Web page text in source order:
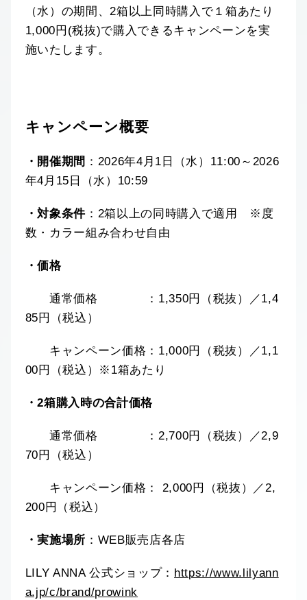
（水）の期間、2箱以上同時購入で１箱あたり
1,000円(税抜)で購入できるキャンペーンを実
施いたします。
キャンペーン概要
・開催期間 ：2026年4月1日（水）11:00～2026
年4月15日（水）10:59
・対象条件 ：2箱以上の同時購入で適用 ※度
数・カラー組み合わせ自由
・価格
通常価格 ：1,350円（税抜）／1,4
85円（税込）
キャンペーン価格：1,000円（税抜）／1,1
00円（税込）※1箱あたり
・2箱購入時の合計価格
通常価格 ：2,700円（税抜）／2,9
70円（税込）
キャンペーン価格： 2,000円（税抜）／2,
200円（税込）
・実施場所 ：WEB販売店各店
LILY ANNA 公式ショップ： https://www.lilyann
a.jp/c/brand/prowink